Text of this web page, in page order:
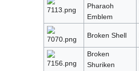
Pharaoh
Emblem
Broken Shell
Broken
Shuriken